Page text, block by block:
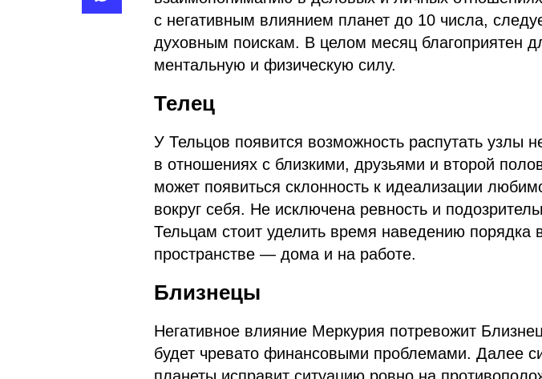
с негативным влиянием планет до 10 числа,
духовным поискам. В целом месяц благоприятен
ментальную и физическую силу.
Телец
У Тельцов появится возможность распутать узлы
в отношениях с близкими, друзьями и второй
может появиться склонность к идеализации
вокруг себя. Не исключена ревность и
Тельцам стоит уделить время наведению
пространстве — дома и на работе.
Близнецы
Негативное влияние Меркурия потревожит
будет чревато финансовыми проблемами. Далее